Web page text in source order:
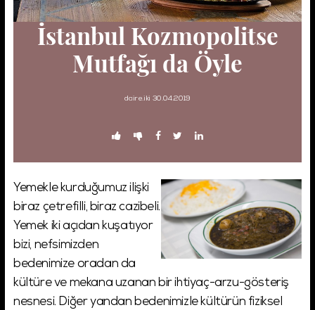
İstanbul Kozmopolitse
Mutfağı da Öyle
daire.iki 30.04.2019
Yemekle kurduğumuz ilişki
biraz çetrefilli, biraz cazibeli.
Yemek iki açıdan kuşatıyor
bizi, nefsimizden
bedenimize oradan da
kültüre ve mekana uzanan bir ihtiyaç-arzu-gösteriş
nesnesi. Diğer yandan bedenimizle kültürün fiziksel